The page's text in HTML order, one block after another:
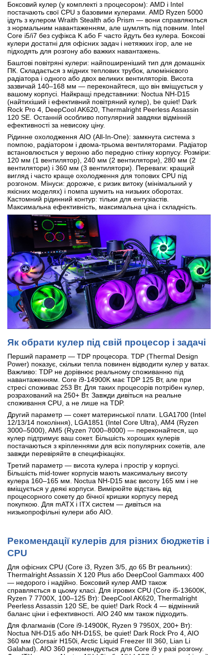
Боксовий кулер (у комплекті з процесором): AMD і Intel
постачають свої CPU з базовими кулерами. AMD Ryzen 5000
ідуть з кулером Wraith Stealth або Prism — вони справляються
з нормальним навантаженням, але шумлять під повним. Intel
Core i5/i7 без суфікса K або F часто йдуть без кулера. Боксові
кулери достатні для офісних задач і нетяжких ігор, але не
підходять для розгону або важких навантажень.
Баштові повітряні кулери: найпоширеніший тип для домашніх
ПК. Складається з мідних теплових трубок, алюмінієвого
радіатора і одного або двох великих вентиляторів. Висота
зазвичай 140–168 мм — переконайтеся, що він вміщується у
вашому корпусі. Найкращі представники: Noctua NH-D15
(найтихіший і ефективний повітряний кулер), be quiet! Dark
Rock Pro 4, DeepCool AK620, Thermalright Peerless Assassin
120 SE. Останній особливо популярний завдяки відмінній
ефективності за невисоку ціну.
Рідинне охолодження AIO (All-In-One): замкнута система з
помпою, радіатором і двома-трьома вентиляторами. Радіатор
встановлюється у верхню або передню стінку корпусу. Розміри:
120 мм (1 вентилятор), 240 мм (2 вентилятори), 280 мм (2
вентилятори) і 360 мм (3 вентилятори). Переваги: кращий
вигляд і часто краще охолодження для топових CPU під
розгоном. Мінуси: дорожче, є ризик витоку (мінімальний у
якісних моделях) і помпа шумить на низьких оборотах.
Кастомний рідинний контур: тільки для ентузіастів.
Максимальна ефективність, максимальна ціна і складність.
Як обрати кулер під свій процесор і задачі
Перший параметр — TDP процесора. TDP (Thermal Design
Power) показує, скільки тепла повинен відводити кулер у ватах.
Важливо: TDP не дорівнює реальному споживанню під
навантаженням. Core i9-14900K має TDP 125 Вт, але при
стресі споживає 253 Вт. Для таких процесорів потрібен кулер,
розрахований на 250+ Вт. Завжди дивіться на реальне
споживання CPU, а не лише на TDP.
Другий параметр — сокет материнської плати. LGA1700 (Intel
12/13/14 покоління), LGA1851 (Intel Core Ultra), AM4 (Ryzen
3000–5000), AM5 (Ryzen 7000–8000) — переконайтеся, що
кулер підтримує ваш сокет. Більшість хороших кулерів
постачаються з кріпленнями для всіх популярних сокетів, але
завжди перевіряйте в специфікаціях.
Третий параметр — висота кулера і простір у корпусі.
Більшість mid-tower корпусів мають максимальну висоту
кулера 160–165 мм. Noctua NH-D15 має висоту 165 мм і не
вміщується у деякі корпуси. Вимірюйте відстань від
процесорного сокету до бічної кришки корпусу перед
покупкою. Для mATX і ITX систем — дивіться на
низькопрофільні кулери або AIO.
Рекомендації кулерів для різних бюджетів і
CPU
Для офісних CPU (Core i3, Ryzen 3/5, до 65 Вт реальних):
Thermalright Assassin X 120 Plus або DeepCool Gammaxx 400
— недорого і надійно. Боксовий кулер AMD також
справляється в цьому класі. Для ігрових CPU (Core i5-13600K,
Ryzen 7 7700X, 100–125 Вт): DeepCool AK620, Thermalright
Peerless Assassin 120 SE, be quiet! Dark Rock 4 — відмінний
баланс ціни і ефективності. AIO 240 мм також підходить.
Для флагманів (Core i9-14900K, Ryzen 9 7950X, 200+ Вт):
Noctua NH-D15 або NH-D15S, be quiet! Dark Rock Pro 4, AIO
360 мм (Corsair H150i, Arctic Liquid Freezer III 360, Lian Li
Galahad). AIO 360 рекомендується для Core i9 у разі розгону.